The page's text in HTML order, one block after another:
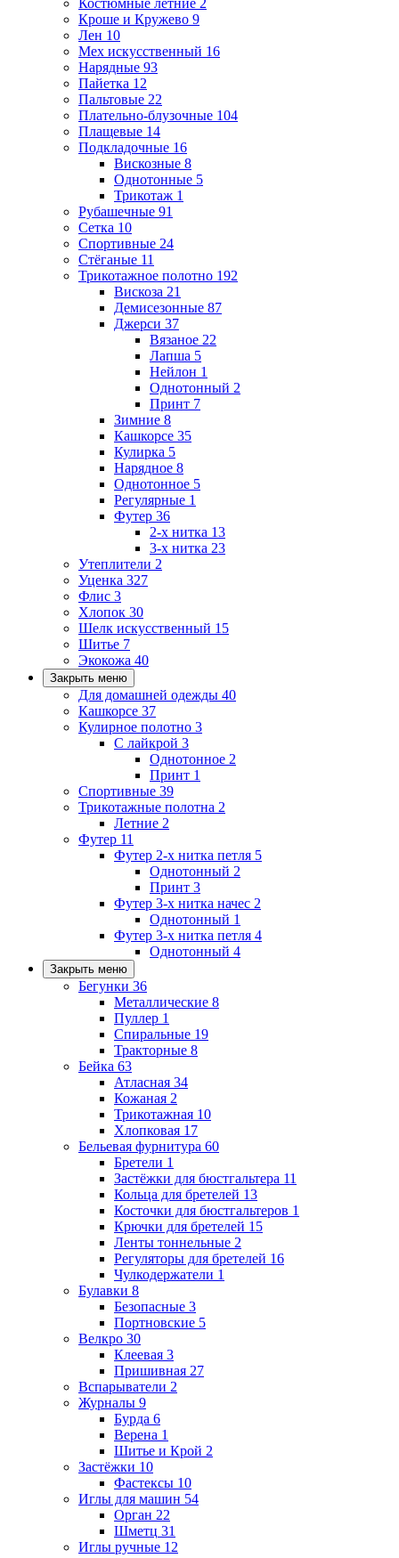
Кроше и Кружево 9
Лен 10
Мех искусственный 16
Нарядные 93
Пайетка 12
Пальтовые 22
Плательно-блузочные 104
Плащевые 14
Подкладочные 16
Вискозные 8
Однотонные 5
Трикотаж 1
Рубашечные 91
Сетка 10
Спортивные 24
Стёганые 11
Трикотажное полотно 192
Вискоза 21
Демисезонные 87
Джерси 37
Вязаное 22
Лапша 5
Нейлон 1
Однотонный 2
Принт 7
Зимние 8
Кашкорсе 35
Кулирка 5
Нарядное 8
Однотонное 5
Регулярные 1
Футер 36
2-х нитка 13
3-х нитка 23
Утеплители 2
Уценка 327
Флис 3
Хлопок 30
Шелк искусственный 15
Шитье 7
Экокожа 40
Закрыть меню
Для домашней одежды 40
Кашкорсе 37
Кулирное полотно 3
С лайкрой 3
Однотонное 2
Принт 1
Спортивные 39
Трикотажные полотна 2
Летние 2
Футер 11
Футер 2-х нитка петля 5
Однотонный 2
Принт 3
Футер 3-х нитка начес 2
Однотонный 1
Футер 3-х нитка петля 4
Однотонный 4
Закрыть меню
Бегунки 36
Металлические 8
Пуллер 1
Спиральные 19
Тракторные 8
Бейка 63
Атласная 34
Кожаная 2
Трикотажная 10
Хлопковая 17
Бельевая фурнитура 60
Бретели 1
Застёжки для бюстгальтера 11
Кольца для бретелей 13
Косточки для бюстгальтеров 1
Крючки для бретелей 15
Ленты тоннельные 2
Регуляторы для бретелей 16
Чулкодержатели 1
Булавки 8
Безопасные 3
Портновские 5
Велкро 30
Клеевая 3
Пришивная 27
Вспарыватели 2
Журналы 9
Бурда 6
Верена 1
Шитье и Крой 2
Застёжки 10
Фастексы 10
Иглы для машин 54
Орган 22
Шметц 31
Иглы ручные 12